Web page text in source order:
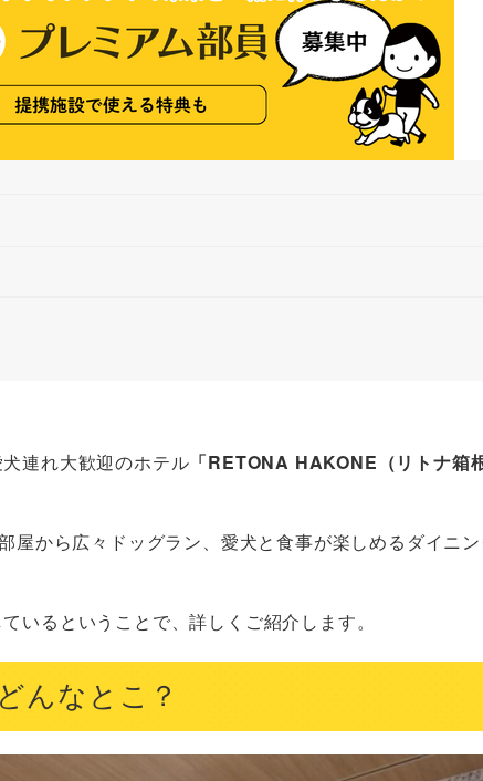
連れ大歓迎のホテル 「RETONA HAKONE（リトナ箱
屋から広々ドッグラン、愛犬と食事が楽しめるダイニ
いるということで、詳しくご紹介します。
んなとこ？